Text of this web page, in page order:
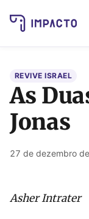
REVIVE ISRAEL
As
Jonas
27 de dezembro
Asher Intrater